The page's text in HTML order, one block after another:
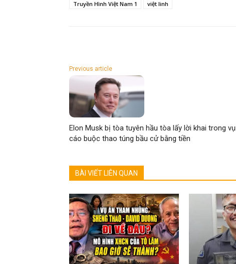
Truyền Hình Việt Nam 1
việt linh
Previous article
Elon Musk bị tòa tuyên hầu tòa lấy lời khai trong vụ
cáo buộc thao túng bầu cử bằng tiền
BÀI VIẾT LIÊN QUAN